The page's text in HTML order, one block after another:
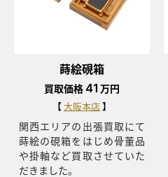
蒔絵硯箱
買取価格41 万円
大阪本店
関西エリアの出張買取にて
蒔絵の硯箱をはじめ骨董品
や掛軸など買取させていた
だきました。